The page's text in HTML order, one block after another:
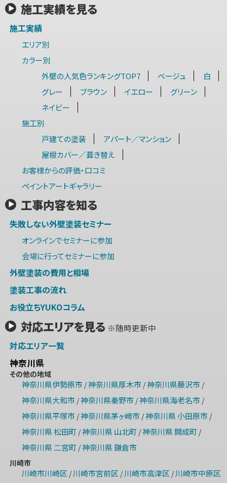
施工実績を見る
施工実績
エリア別
カラー別
外壁の人気色ランキングTOP7
ベージュ
白
グレー
ブラウン イエロー
グリーン
ネイビー
施工別
戸建ての塗装
アパート／マンション
屋根カバー／葺き替え
お客様からの評価・口コミ
ペイントアートギャラリー
工事内容を知る
失敗しない外壁塗装セミナー
オンラインでセミナーに参加
会場に行ってセミナーに参加
外壁塗装の費用と相場
塗装工事の流れ
お役立ちYUKOコラム
対応エリアを見る ※随時更新中
対応エリア一覧
神奈川県
その他の地域
神奈川県伊勢原市/神奈川県厚木市/神奈川県藤沢市/
神奈川県大和市/神奈川県秦野市/神奈川県海老名市/
神奈川県平塚市/神奈川県茅ヶ崎市/神奈川県 小田原市/
神奈川県 松田町/神奈川県 山北町/神奈川県 開成町/
神奈川県 二宮町/神奈川県 鎌倉市
川崎市
川崎市川崎区/川崎市宮前区/川崎市高津区/川崎市中原区